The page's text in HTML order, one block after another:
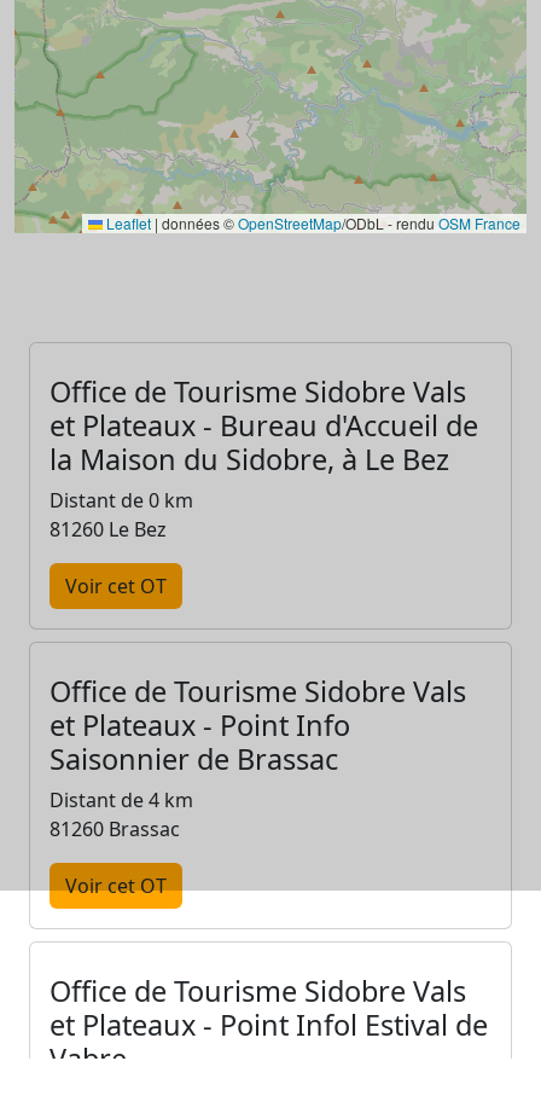
Leaflet | données ©OpenStreetMap/ODbL - rendu OSM France
Office de Tourisme Sidobre Vals
et Plateaux - Bureau d'Accueil de
la Maison du Sidobre, à Le Bez
Distant de 0 km
81260 Le Bez
Voir cet OT
Office de Tourisme Sidobre Vals
et Plateaux - Point Info
Saisonnier de Brassac
Distant de 4 km
81260 Brassac
Voir cet OT
Office de Tourisme Sidobre Vals
et Plateaux - Point Infol Estival de
Vabre